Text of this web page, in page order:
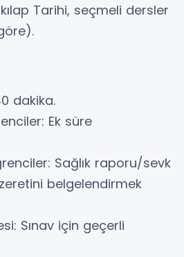
Tarihi, seçmeli dersler
dakika.
Ek süre
Sağlık raporu/sevk
belgelendirmek
Sınav için geçerli